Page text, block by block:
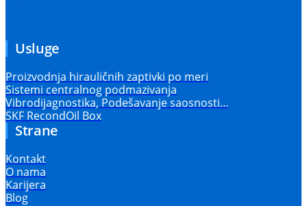
Usluge
Proizvodnja hirauličnih zaptivki po meri
Sistemi centralnog podmazivanja
Vibrodijagnostika, Podešavanje saosnosti…
SKF RecondOil Box
Strane
Kontakt
O nama
Karijera
Blog